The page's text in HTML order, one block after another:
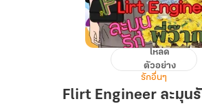
Engineer
ละมุน
โหลด
ตัวอย่าง
รักอื่นๆ
Flirt Engineer ละมุน